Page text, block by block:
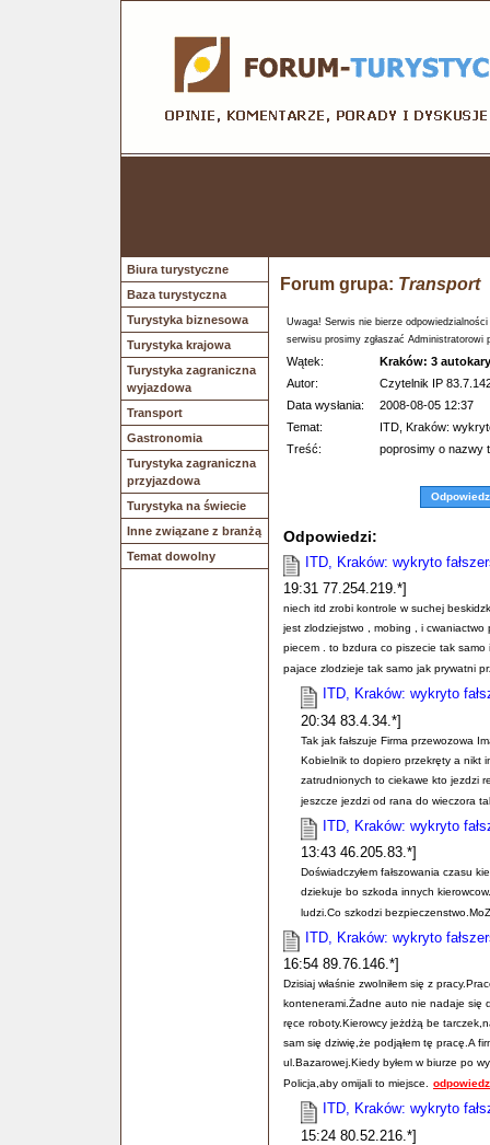
Biura turystyczne
Baza turystyczna
Turystyka biznesowa
Turystyka krajowa
Turystyka zagraniczna
wyjazdowa
Transport
Gastronomia
Turystyka zagraniczna
przyjazdowa
Turystyka na świecie
Inne związane z branżą
Temat dowolny
Forum grupa: Transport
Uwaga! Serwis nie bierze
serwisu prosimy zgłaszać Administratorowi
Wątek:
Kraków: 3
Autor:
Czytelnik IP
Data wysłania:
2008-08-05 12:37
Temat:
ITD, Kraków:
Treść:
poprosimy o nazwy
Odpowiedz
Odpowiedzi:
ITD, Kraków: wykryto
19:31 77.254.219.*]
niech itd zrobi kontrole w suchej
jest zlodziejstwo , mobing , i
piecem . to bzdura co piszecie tak
pajace zlodzieje tak samo jak prywatni
ITD, Kraków: wykryto
20:34 83.4.34.*]
Tak jak fałszuje Firma przewozowa
Kobielnik to dopiero przekręty a nikt
zatrudnionych to ciekawe kto jezdzi
jeszcze jezdzi od rana do wieczora
ITD, Kraków: wykryto
13:43 46.205.83.*]
Doświadczyłem fałszowania czasu
dziekuje bo szkoda innych
ludzi.Co szkodzi
ITD, Kraków: wykryto
16:54 89.76.146.*]
Dzisiaj właśnie zwolniłem się z
kontenerami.Żadne auto nie nadaje się
ręce roboty.Kierowcy jeżdżą be
sam się dziwię,że podjąłem tę pracę.A
ul.Bazarowej.Kiedy byłem w biurze po
Policja,aby omijali to miejsce.
ITD, Kraków: wykryto
15:24 80.52.216.*]